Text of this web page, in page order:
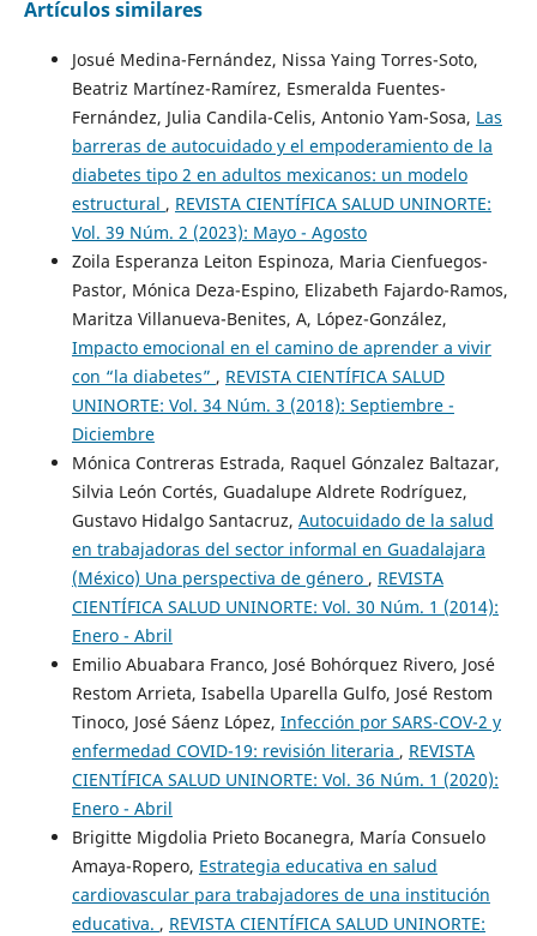
Artículos similares
Josué Medina-Fernández, Nissa Yaing Torres-Soto,
Beatriz Martínez-Ramírez, Esmeralda Fuentes-
Fernández, Julia Candila-Celis, Antonio Yam-Sosa, Las
barreras de autocuidado y el empoderamiento de la
diabetes tipo 2 en adultos mexicanos: un modelo
estructural , REVISTA CIENTÍFICA SALUD UNINORTE:
Vol. 39 Núm. 2 (2023): Mayo - Agosto
Zoila Esperanza Leiton Espinoza, Maria Cienfuegos-
Pastor, Mónica Deza-Espino, Elizabeth Fajardo-Ramos,
Maritza Villanueva-Benites, A, López-González,
Impacto emocional en el camino de aprender a vivir
con “la diabetes” , REVISTA CIENTÍFICA SALUD
UNINORTE: Vol. 34 Núm. 3 (2018): Septiembre -
Diciembre
Mónica Contreras Estrada, Raquel Gónzalez Baltazar,
Silvia León Cortés, Guadalupe Aldrete Rodríguez,
Gustavo Hidalgo Santacruz, Autocuidado de la salud
en trabajadoras del sector informal en Guadalajara
(México) Una perspectiva de género , REVISTA
CIENTÍFICA SALUD UNINORTE: Vol. 30 Núm. 1 (2014):
Enero - Abril
Emilio Abuabara Franco, José Bohórquez Rivero, José
Restom Arrieta, Isabella Uparella Gulfo, José Restom
Tinoco, José Sáenz López, Infección por SARS-COV-2 y
enfermedad COVID-19: revisión literaria , REVISTA
CIENTÍFICA SALUD UNINORTE: Vol. 36 Núm. 1 (2020):
Enero - Abril
Brigitte Migdolia Prieto Bocanegra, María Consuelo
Amaya-Ropero, Estrategia educativa en salud
cardiovascular para trabajadores de una institución
educativa. , REVISTA CIENTÍFICA SALUD UNINORTE: